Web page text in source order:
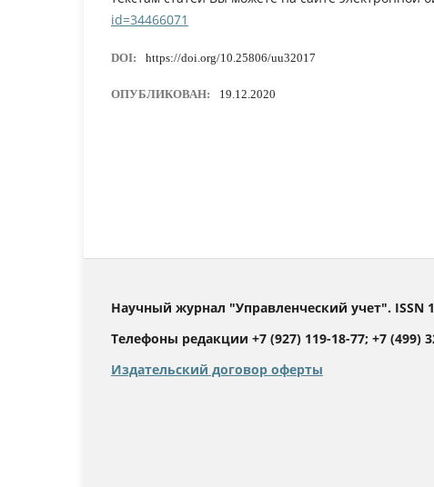
id=34466071
DOI: https://doi.org/10.25806/uu32017
ОПУБЛИКОВАН: 19.12.2020
Научный журнал "Управленческий учет". ISSN
Телефоны редакции +7 (927) 119-18-77; +7 (499)
Издательский договор оферты